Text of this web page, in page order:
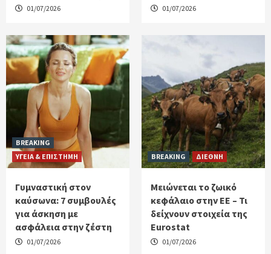
01/07/2026 01/07/2026
BREAKING
ΥΓΕΙΑ & ΕΠΙΣΤΗΜΗ
Γυμναστική στον
καύσωνα: 7 συμβουλές
για άσκηση με
ασφάλεια στην ζέστη
01/07/2026
BREAKING ΔΙΕΘΝΗ
Μειώνεται το ζωικό
κεφάλαιο στην ΕΕ – Τι
δείχνουν στοιχεία της
Eurostat
01/07/2026